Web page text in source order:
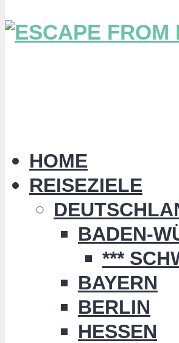
HOME
REISEZIELE
BADEN-
***
BAYERN
BERLIN
HESSEN